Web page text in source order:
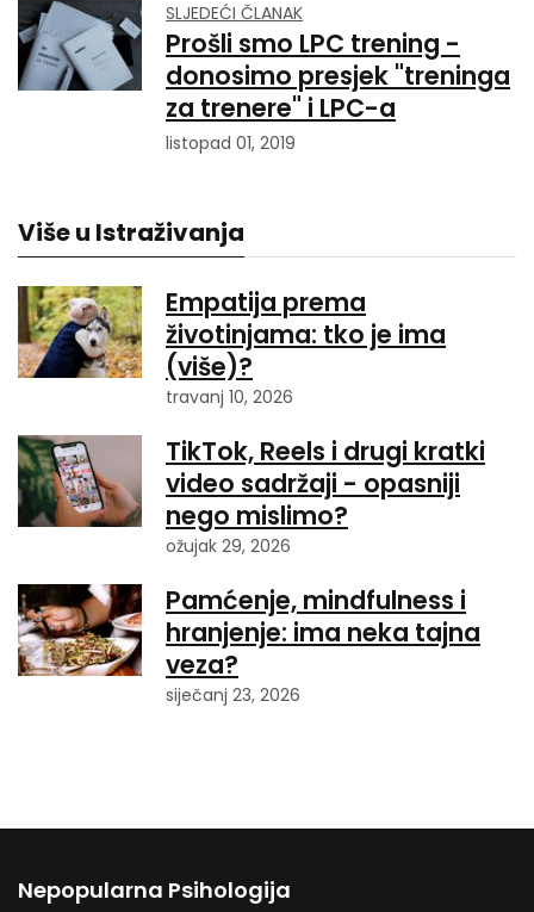
SLJEDEĆI ČLANAK
Prošli smo LPC trening -
donosimo presjek "treninga
za trenere" i LPC-a
listopad 01, 2019
Više u Istraživanja
Empatija prema
životinjama: tko je ima
(više)?
travanj 10, 2026
TikTok, Reels i drugi kratki
video sadržaji - opasniji
nego mislimo?
ožujak 29, 2026
Pamćenje, mindfulness i
hranjenje: ima neka tajna
veza?
siječanj 23, 2026
Nepopularna Psihologija